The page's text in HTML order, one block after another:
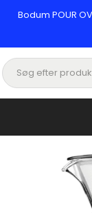
Bodum POUR